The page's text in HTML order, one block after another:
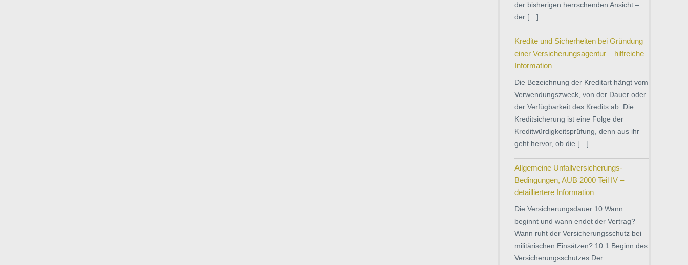
der bisherigen herrschenden Ansicht –
der […]
Kredite und Sicherheiten bei Gründung
einer Versicherungsagentur – hilfreiche
Information
Die Bezeichnung der Kreditart hängt vom
Verwendungszweck, von der Dauer oder
der Verfügbarkeit des Kredits ab. Die
Kreditsicherung ist eine Folge der
Kreditwürdigkeitsprüfung, denn aus ihr
geht hervor, ob die […]
Allgemeine Unfallversicherungs-
Bedingungen, AUB 2000 Teil IV –
detailliertere Information
Die Versicherungsdauer 10 Wann
beginnt und wann endet der Vertrag?
Wann ruht der Versicherungsschutz bei
militärischen Einsätzen? 10.1 Beginn des
Versicherungsschutzes Der